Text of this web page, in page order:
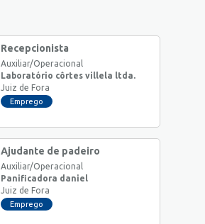
Recepcionista
Auxiliar/Operacional
Laboratório côrtes villela ltda.
Juiz de Fora
Emprego
Ajudante de padeiro
Auxiliar/Operacional
Panificadora daniel
Juiz de Fora
Emprego